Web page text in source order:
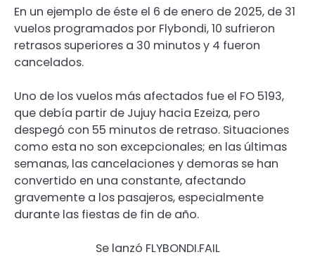
En un ejemplo de éste el 6 de enero de 2025, de 31
vuelos programados por Flybondi, 10 sufrieron
retrasos superiores a 30 minutos y 4 fueron
cancelados.
Uno de los vuelos más afectados fue el FO 5193,
que debía partir de Jujuy hacia Ezeiza, pero
despegó con 55 minutos de retraso. Situaciones
como esta no son excepcionales; en las últimas
semanas, las cancelaciones y demoras se han
convertido en una constante, afectando
gravemente a los pasajeros, especialmente
durante las fiestas de fin de año.
⁠⁠⁠Se lanzó FLYBONDI⁠.FAIL